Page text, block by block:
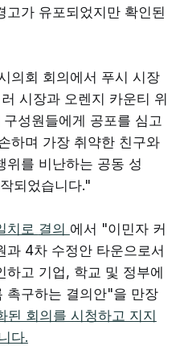
고가 유포되었지만 확인된
의회 회의에서 푸시 시장
시장과 오렌지 카운티 위
성원들에게 공포를 심고
하며 가장 취약한 친구와
위를 비난하는 공동 성
되었습니다."
치로 결의 에서 "이민자 커
과 4차 수정안 타운으로서
하고 기업, 학교 및 정부에
촉구하는 결의안"을 만장
된 회의를 시청하고 지지
다.